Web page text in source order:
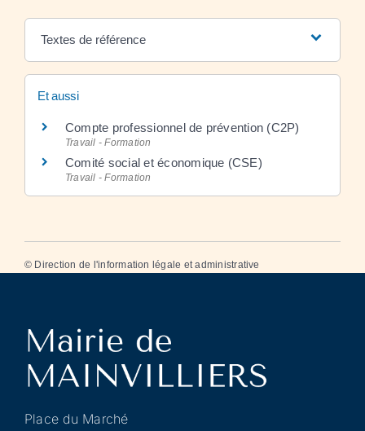
Textes de référence
Et aussi
Compte professionnel de prévention (C2P)
Travail - Formation
Comité social et économique (CSE)
Travail - Formation
© Direction de l'information légale et administrative
Place du Marché